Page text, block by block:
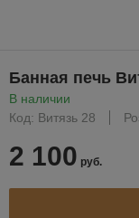
Банная печь
В наличии
Код: Витязь 28
2 100 руб.